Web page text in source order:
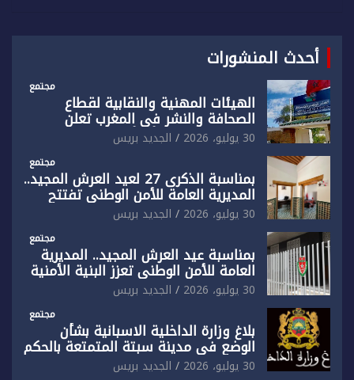
أحدث المنشورات
مجتمع
الهيئات المهنية والنقابية لقطاع
الصحافة والنشر في المغرب تعلن
رفضها القاطع لـ”أي أجندة انتخابية
مُعدة على مقاس سياسي ومصلحي
ضيق”
30 يوليو، 2026 الجديد بريس
مجتمع
بمناسبة الذكرى 27 لعيد العرش المجيد..
المديرية العامة للأمن الوطني تفتتح
المقر الجديد لفرقة الشرطة السياحية
بفاس
30 يوليو، 2026 الجديد بريس
مجتمع
بمناسبة عيد العرش المجيد.. المديرية
العامة للأمن الوطني تعزز البنية الأمنية
بالناظور بإحداث فرقتين جديدتين
30 يوليو، 2026 الجديد بريس
مجتمع
بلاغ وزارة الداخلية الاسبانية بشأن
الوضع في مدينة سبتة المتمتعة بالحكم
الذاتي
30 يوليو، 2026 الجديد بريس